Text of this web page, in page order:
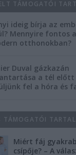
TÁMOGATÓI
ideig bírja az
Mennyire fontos
otthonokban?
Duval gázkazán
a tél előtt
fel a hóra és
TÁMOGATÓI
Miért fáj
csípője? – A